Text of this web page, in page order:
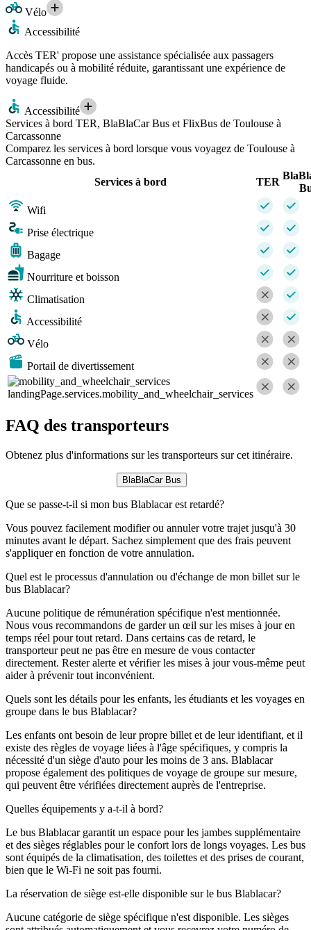
Vélo
Accessibilité
Accès TER' propose une assistance spécialisée aux passagers
handicapés ou à mobilité réduite, garantissant une expérience de
voyage fluide.
Accessibilité
Services à bord TER, BlaBlaCar Bus et FlixBus de Toulouse à
Carcassonne
Comparez les services à bord lorsque vous voyagez de Toulouse à
Carcassonne en bus.
Services à bord
TER
Wifi
Prise électrique
Bagage
Nourriture et boisson
Climatisation
Accessibilité
Vélo
Portail de divertissement
landingPage.services.mobility_and_wheelchair_services
FAQ des transporteurs
Obtenez plus d'informations sur les transporteurs sur cet itinéraire.
BlaBlaCar Bus
Que se passe-t-il si mon bus Blablacar est retardé?
Vous pouvez facilement modifier ou annuler votre trajet jusqu'à 30
minutes avant le départ. Sachez simplement que des frais peuvent
s'appliquer en fonction de votre annulation.
Quel est le processus d'annulation ou d'échange de mon billet sur le
bus Blablacar?
Aucune politique de rémunération spécifique n'est mentionnée.
Nous vous recommandons de garder un œil sur les mises à jour en
temps réel pour tout retard. Dans certains cas de retard, le
transporteur peut ne pas être en mesure de vous contacter
directement. Rester alerte et vérifier les mises à jour vous-même peut
aider à prévenir tout inconvénient.
Quels sont les détails pour les enfants, les étudiants et les voyages en
groupe dans le bus Blablacar?
Les enfants ont besoin de leur propre billet et de leur identifiant, et il
existe des règles de voyage liées à l'âge spécifiques, y compris la
nécessité d'un siège d'auto pour les moins de 3 ans. Blablacar
propose également des politiques de voyage de groupe sur mesure,
qui peuvent être vérifiées directement auprès de l'entreprise.
Quelles équipements y a-t-il à bord?
Le bus Blablacar garantit un espace pour les jambes supplémentaire
et des sièges réglables pour le confort lors de longs voyages. Les bus
sont équipés de la climatisation, des toilettes et des prises de courant,
bien que le Wi-Fi ne soit pas fourni.
La réservation de siège est-elle disponible sur le bus Blablacar?
Aucune catégorie de siège spécifique n'est disponible. Les sièges